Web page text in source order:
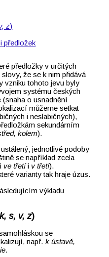
z)
předložek
předložky v určitých
že se k nim přidává
vzniku tohoto jevu byly
systému českých
(snaha o usnadnění
můžeme setkat
i neslabičných),
sekundárním
kolem).
jednotlivé podoby
se například zcela
ve třetíi v třetí).
varianty tak hraje úzus.
výkladu
k, s, v, z)
se
např.k ústavě,
.